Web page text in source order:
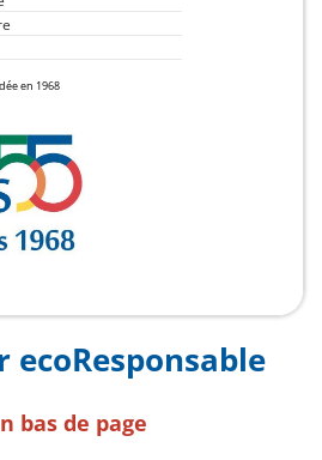
en 1968
ecoResponsable
bas de page